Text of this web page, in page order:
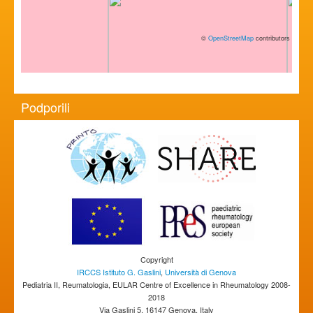
© OpenStreetMap contributors
Podporili
Copyright
IRCCS Istituto G. Gaslini, Università di Genova
Pediatria II, Reumatologia, EULAR Centre of Excellence in Rheumatology 2008-
2018
Via Gaslini 5, 16147 Genova, Italy